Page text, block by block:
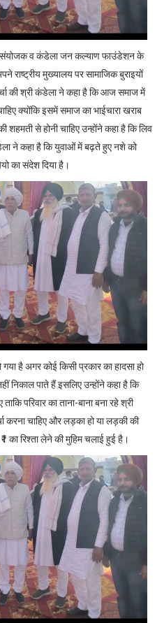
संयोजक व कंडेला जन कल्याण फाउंडेशन के
राष्ट्रीय मुख्यालय पर सामाजिक बुराइयों
की श्री कंडेला ने कहा है कि आज समाज में
क्योंकि इसमें समाज का भाईचारा खराब
शहमती से होनी चाहिए उन्होंने कहा है कि लिव
ने कहा है कि युवाओं में बढ़ते हुए नशे को
का संदेश दिया है।
है अगर कोई किसी प्रकार का हादसा हो
निकाल पाते हैं इसलिए उन्होंने कहा है कि
परिवार का ताना-बाना बना रहे श्री
करना चाहिए और लड़का हो या लड़की की
का रिश्ता लेने की मुहिम चलाई हुई है।